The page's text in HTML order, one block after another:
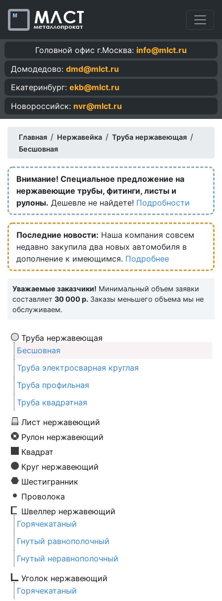
Головной офис г.Москва: info@mlct.ru
Домодедово: dmd@mlct.ru
Екатеринбург: ekb@mlct.ru
Новороссийск: nvr@mlct.ru
Главная / Нержавейка / Труба нержавеющая /
Бесшовная
Внимание! Специальное предложение на
нержавеющие трубы, фитинги, листы и
рулоны. Дешевле не найдете! Подробности
Последние новости: Наша компания совсем
недавно закупила два новых автомобиля в
дополнение к имеющимся. Подробнее
Уважаемые заказчики! Минимальный объем заявки
составляет 30 000 р. Заказы меньшего объема мы не
обслуживаем.
Труба нержавеющая
Бесшовная
Труба электросварная круглая
Труба профильная
Труба квадратная
Лист нержавеющий
Рулон нержавеющий
Квадрат
Круг нержавеющий
Шестигранник
Проволока
Швеллер нержавеющий
Горячекатаный
Гнутый равнополочный
Гнутый неравнополочный
Уголок нержавеющий
Горячекатаный